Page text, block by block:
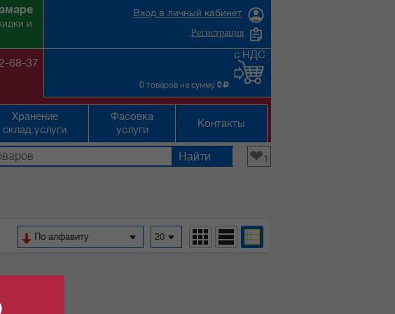
и
68-37
Вход в личный кабинет
Регистрация
0 товаров на сумму 0 c
с НДС
Хранение
склад.услуги
Фасовка
услуги
Контакты
❤1
20
По алфавиту